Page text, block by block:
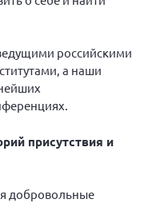
для НКО
мнения
работы
тренинг
реалии" (26-
российскими
а наши
присутствия и
добровольные